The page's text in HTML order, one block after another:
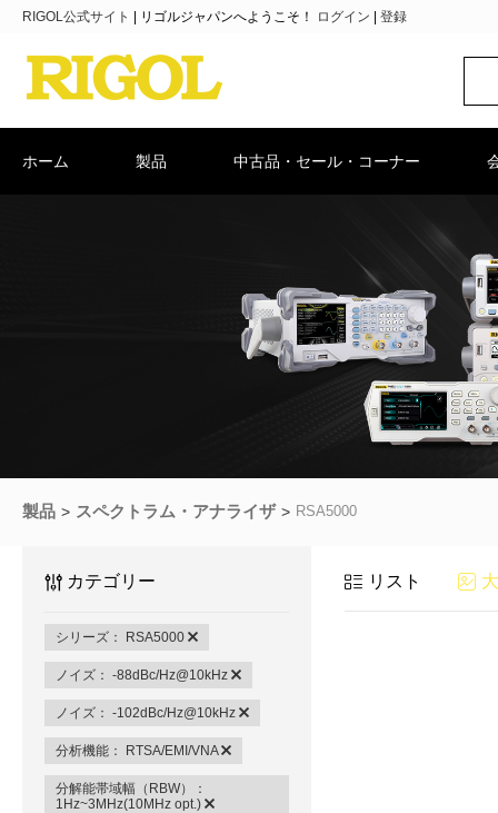
RIGOL公式サイト リゴルジャパンへようこそ！ ログイン 登録
ホーム 製品 中古品・セール・コーナー
製品 スペクトラム・アナライザ RSA5000
カテゴリー
シリーズ： RSA5000
ノイズ： -88dBc/Hz@10kHz
ノイズ： -102dBc/Hz@10kHz
分析機能： RTSA/EMI/VNA
分解能帯域幅（RBW）：
1Hz~3MHz(10MHz opt.)
リスト